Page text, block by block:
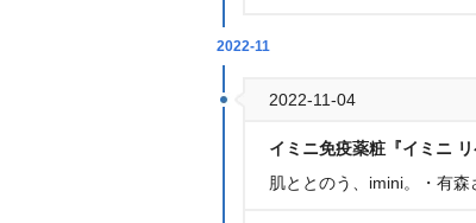
2022-11
2022-11-04
イミニ免疫薬粧『イミニ リ
肌ととのう、imini。・有森